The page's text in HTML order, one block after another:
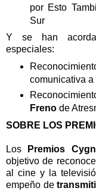
por Esto
Sur
Y se han
especiales:
comunicativa a
Frenode
SOBRE LOS
Los Premios
objetivo de
al cine y la
empeño de